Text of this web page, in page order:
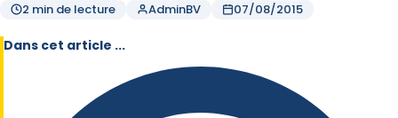
2 min de lecture AdminBV 07/08/2015
Dans cet article ...